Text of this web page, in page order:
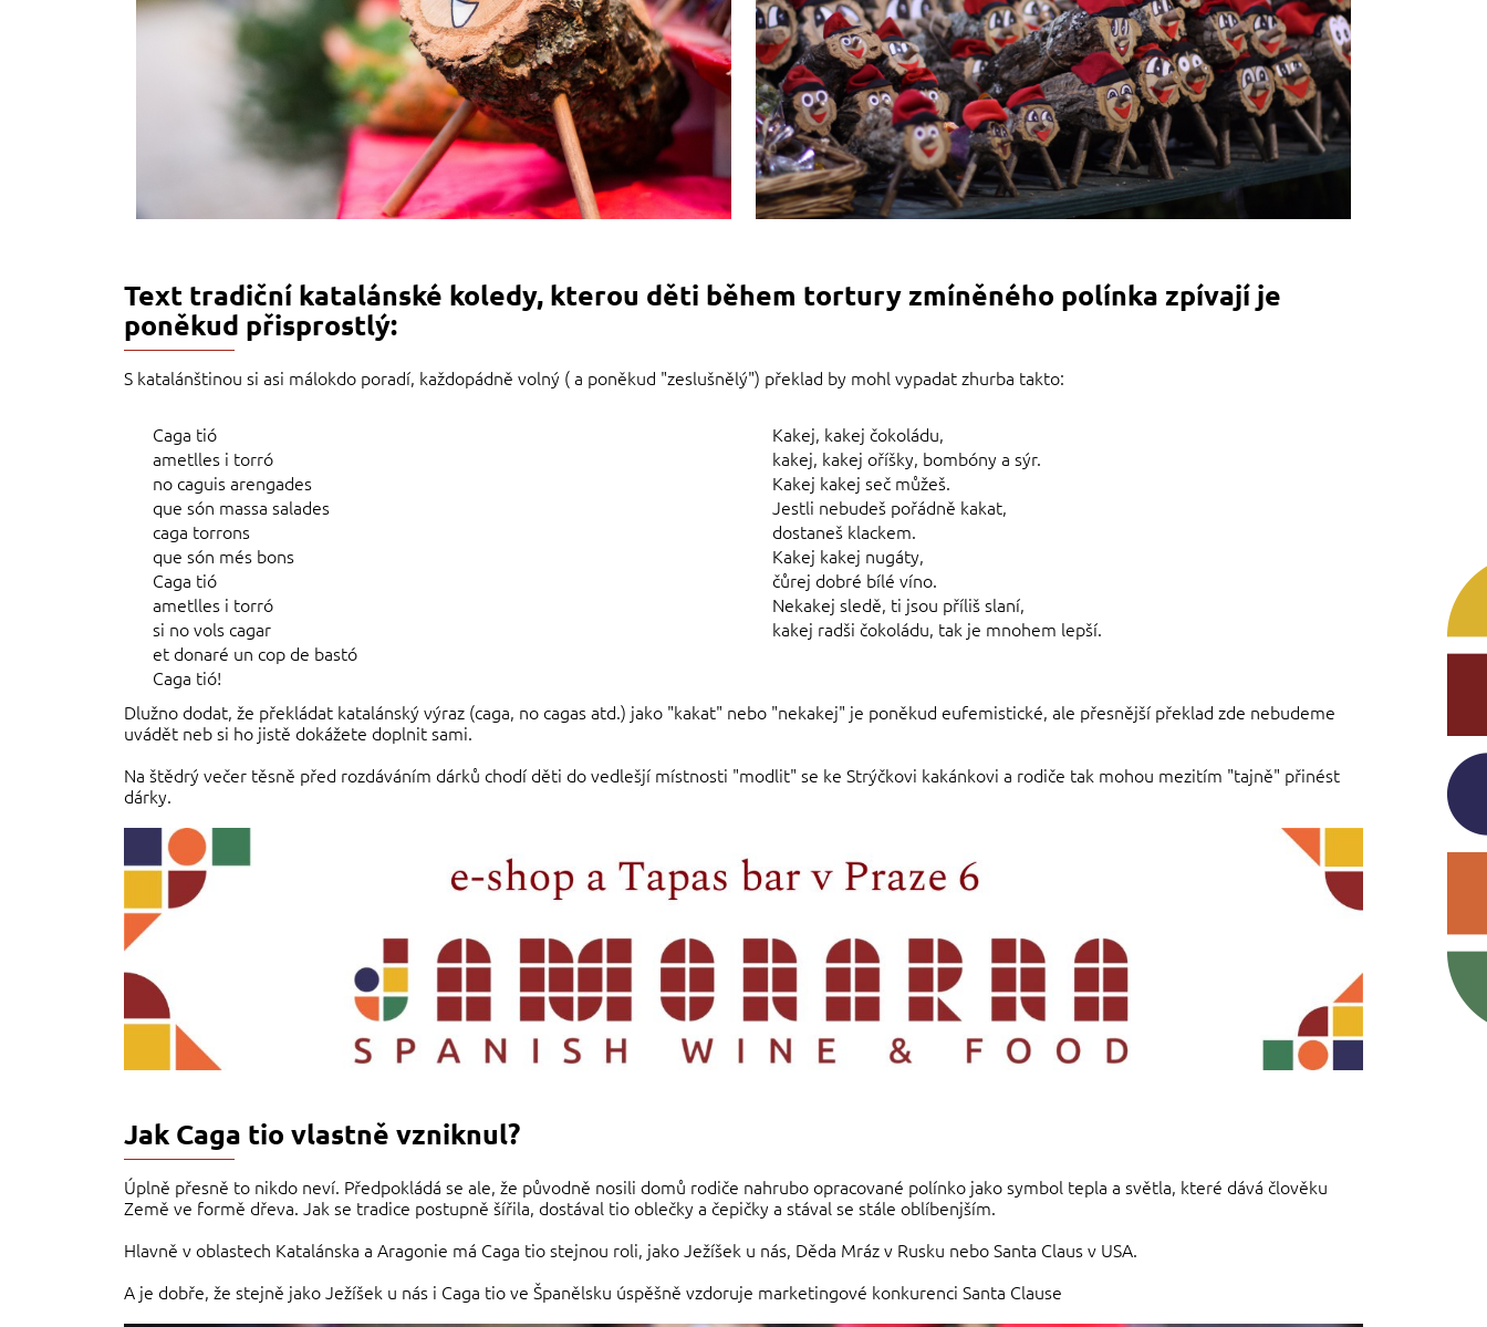
Text tradiční katalánské koledy, kterou děti během tortury zmíněného polínka zpívají je
poněkud přisprostlý:
S katalánštinou si asi málokdo poradí, každopádně volný ( a poněkud "zeslušnělý") překlad by mohl vypadat zhurba takto:
Caga tió
ametlles i torró
no caguis arengades
que són massa salades
caga torrons
que són més bons
Caga tió
ametlles i torró
si no vols cagar
et donaré un cop de bastó
Caga tió!
Kakej, kakej čokoládu,
kakej, kakej oříšky, bombóny a sýr.
Kakej kakej seč můžeš.
Jestli nebudeš pořádně kakat,
dostaneš klackem.
Kakej kakej nugáty,
čůrej dobré bílé víno.
Nekakej sledě, ti jsou příliš slaní,
kakej radši čokoládu, tak je mnohem lepší.
Dlužno dodat, že překládat katalánský výraz (caga, no cagas atd.) jako "kakat" nebo "nekakej" je poněkud eufemistické, ale přesnější překlad zde nebudeme
uvádět neb si ho jistě dokážete doplnit sami.
Na štědrý večer těsně před rozdáváním dárků chodí děti do vedlešjí místnosti "modlit" se ke Strýčkovi kakánkovi a rodiče tak mohou mezitím "tajně" přinést
dárky.
Jak Caga tio vlastně vzniknul?
Úplně přesně to nikdo neví. Předpokládá se ale, že původně nosili domů rodiče nahrubo opracované polínko jako symbol tepla a světla, které dává člověku
Země ve formě dřeva. Jak se tradice postupně šířila, dostával tio oblečky a čepičky a stával se stále oblíbenjším.
Hlavně v oblastech Katalánska a Aragonie má Caga tio stejnou roli, jako Ježíšek u nás, Děda Mráz v Rusku nebo Santa Claus v USA.
A je dobře, že stejně jako Ježíšek u nás i Caga tio ve Španělsku úspěšně vzdoruje marketingové konkurenci Santa Clause